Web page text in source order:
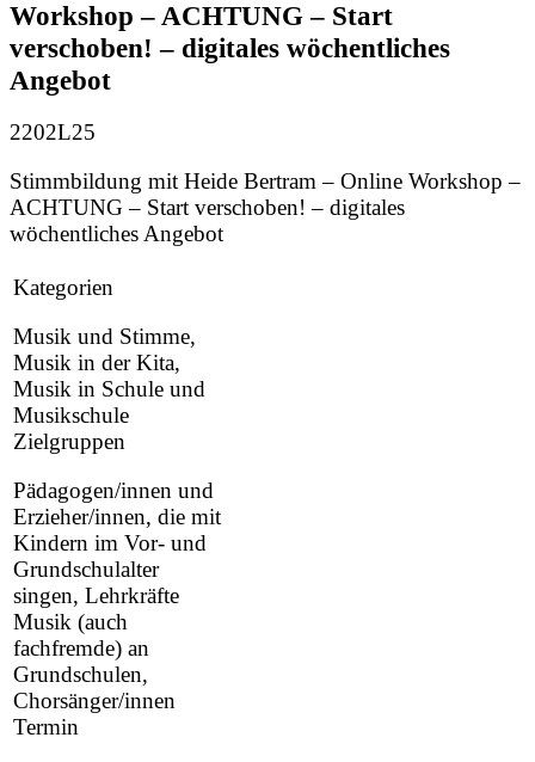
Workshop – ACHTUNG – Start
verschoben! – digitales wöchentliches
Angebot
2202L25
Stimmbildung mit Heide Bertram – Online Workshop –
ACHTUNG – Start verschoben! – digitales
wöchentliches Angebot
Kategorien
Musik und Stimme,
Musik in der Kita,
Musik in Schule und
Musikschule
Zielgruppen
Pädagogen/innen und
Erzieher/innen, die mit
Kindern im Vor- und
Grundschulalter
singen, Lehrkräfte
Musik (auch
fachfremde) an
Grundschulen,
Chorsänger/innen
Termin